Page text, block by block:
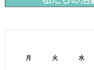
月 火 水